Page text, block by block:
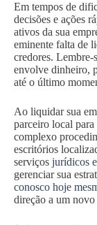
Em tempos de
decisões e ações
ativos da sua
eminente falta de
credores. Lembre-
envolve dinheiro,
até o último
Ao liquidar sua
parceiro local
complexo
escritórios
serviços jurídicos
gerenciar sua
conosco hoje
direção a um novo